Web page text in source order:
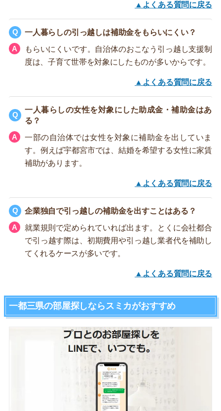
▲よくある質問に戻る
一人暮らしの引っ越しは補助金をもらいにくい？
もらいにくいです。自治体のおこなう引っ越し支援制
度は、子育て世帯を対象にしたものが多いからです。
▲よくある質問に戻る
一人暮らしの女性を対象にした助成金・補助金はあ
る？
一部の自治体では女性を対象に補助金を出していま
す。例えば宇都宮市では、結婚を希望する女性に家賃
補助があります。
▲よくある質問に戻る
企業独自で引っ越しの補助金を出すことはある？
就業規則で定められていれば出ます。とくに会社都合
で引っ越す際は、初期費用や引っ越し業者代を補助し
てくれるケースが多いです。
▲よくある質問に戻る
一都三県の部屋探しならスミカがおすすめ